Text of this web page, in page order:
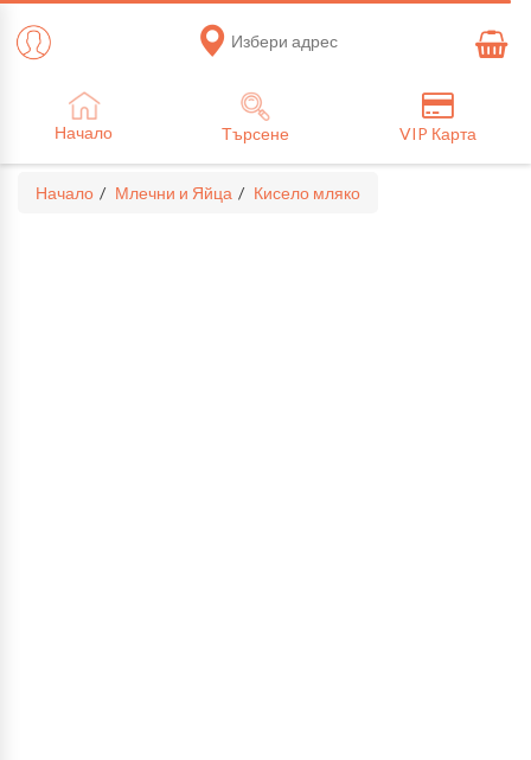
Избери адрес
Начало Търсене VIP Карта
Начало Млечни и Яйца Кисело мляко